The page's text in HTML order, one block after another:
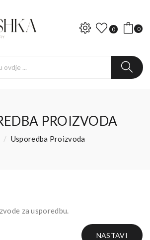
0 0
PROIZVODA
Usporedba Proizvoda
za usporedbu.
NASTAVI